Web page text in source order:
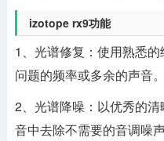
izotope rx9功能
1、光谱修复：使用熟悉
问题的频率或多余的声音。
2、光谱降噪：以优秀的
音中去除不需要的音调噪